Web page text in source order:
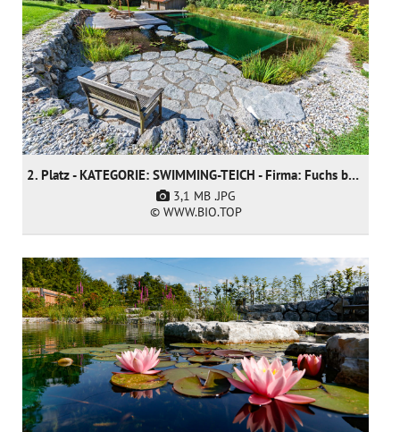
2. Platz - KATEGORIE: SWIMMING-TEICH - Firma: Fuchs baut Gärten GmbH
3,1 MB .JPG
© WWW.BIO.TOP